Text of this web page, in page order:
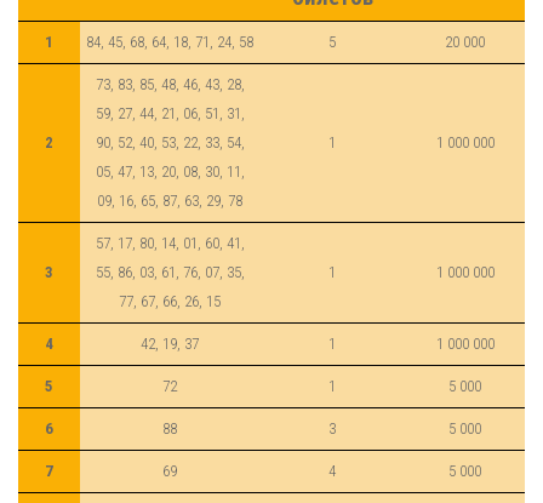
1 84, 45, 68, 64, 18, 71, 24, 58 5 20 000
2
73, 83, 85, 48, 46, 43, 28,
59, 27, 44, 21, 06, 51, 31,
90, 52, 40, 53, 22, 33, 54,
05, 47, 13, 20, 08, 30, 11,
09, 16, 65, 87, 63, 29, 78
1 1 000 000
3
57, 17, 80, 14, 01, 60, 41,
55, 86, 03, 61, 76, 07, 35,
77, 67, 66, 26, 15
1 1 000 000
4 42, 19, 37 1 1 000 000
5 72 1 5 000
6 88 3 5 000
7 69 4 5 000